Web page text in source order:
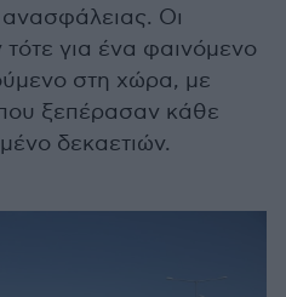
Οι
για ένα φαινόμενο
στη χώρα, με
ξεπέρασαν κάθε
δεκαετιών.